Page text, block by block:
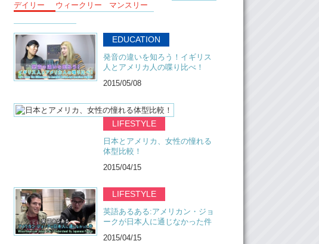
デイリー
ウィークリー マンスリー
EDUCATION
発音の違いを知ろう！イギリス
人とアメリカ人の喋り比べ！
2015/05/08
LIFESTYLE
日本とアメリカ、女性の憧れる
体型比較！
2015/04/15
LIFESTYLE
英語あるある:アメリカン・ジョ
ークが日本人に通じなかった件
2015/04/15